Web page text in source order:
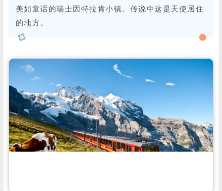
美如童话的瑞士因特拉肯小镇。传说中这是天使居住
的地方。